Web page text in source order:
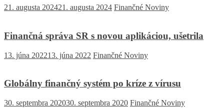
21. augusta 202421. augusta 2024 Finančné Noviny
Finančná správa SR s novou aplikáciou, ušetrila
13. júna 202213. júna 2022 Finančné Noviny
Globálny finančný systém po kríze z vírusu
30. septembra 202030. septembra 2020 Finančné Noviny